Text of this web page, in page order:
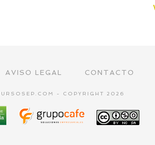
AVISO LEGAL CONTACTO
- COPYRIGHT 2026